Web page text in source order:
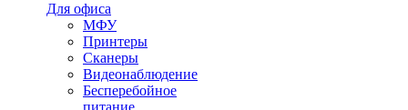
Для офиса
МФУ
Принтеры
Сканеры
Видеонаблюдение
Бесперебойное
питание